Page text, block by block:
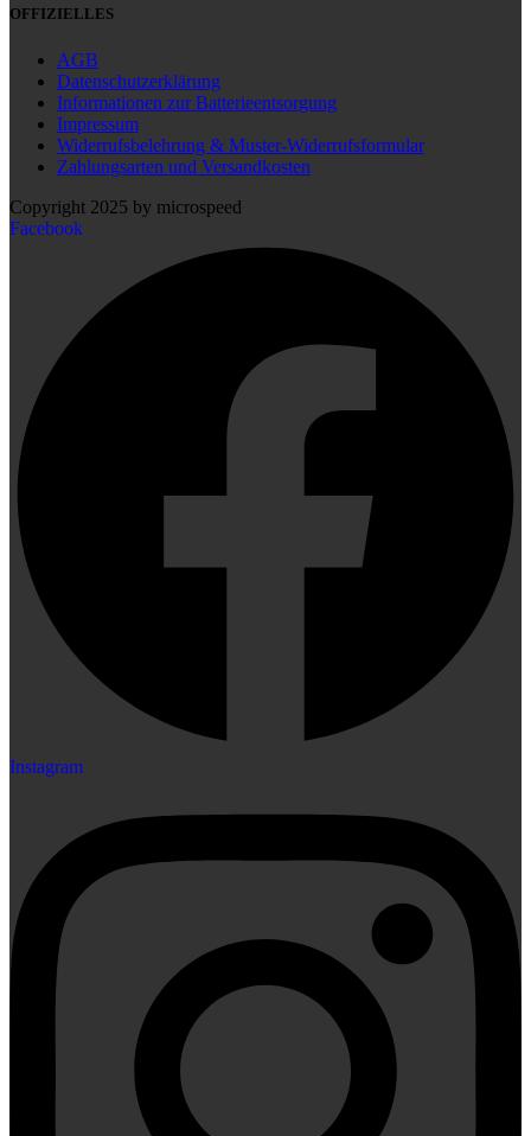
OFFIZIELLES
AGB
Datenschutzerklärung
Informationen zur Batterieentsorgung
Impressum
Widerrufsbelehrung & Muster-Widerrufsformular
Zahlungsarten und Versandkosten
Copyright 2025 by microspeed
Facebook
Instagram